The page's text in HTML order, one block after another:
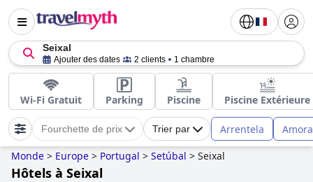
Seixal
Ajouter des dates 2 clients 1 chambre
Wi-Fi Gratuit Parking Piscine Piscine Extérieure
Fourchette de prix Trier par Arrentela Amora
Monde > Europe > Portugal > Setúbal > Seixal
Hôtels à Seixal